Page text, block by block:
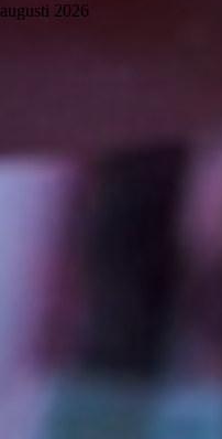
augusti 2026